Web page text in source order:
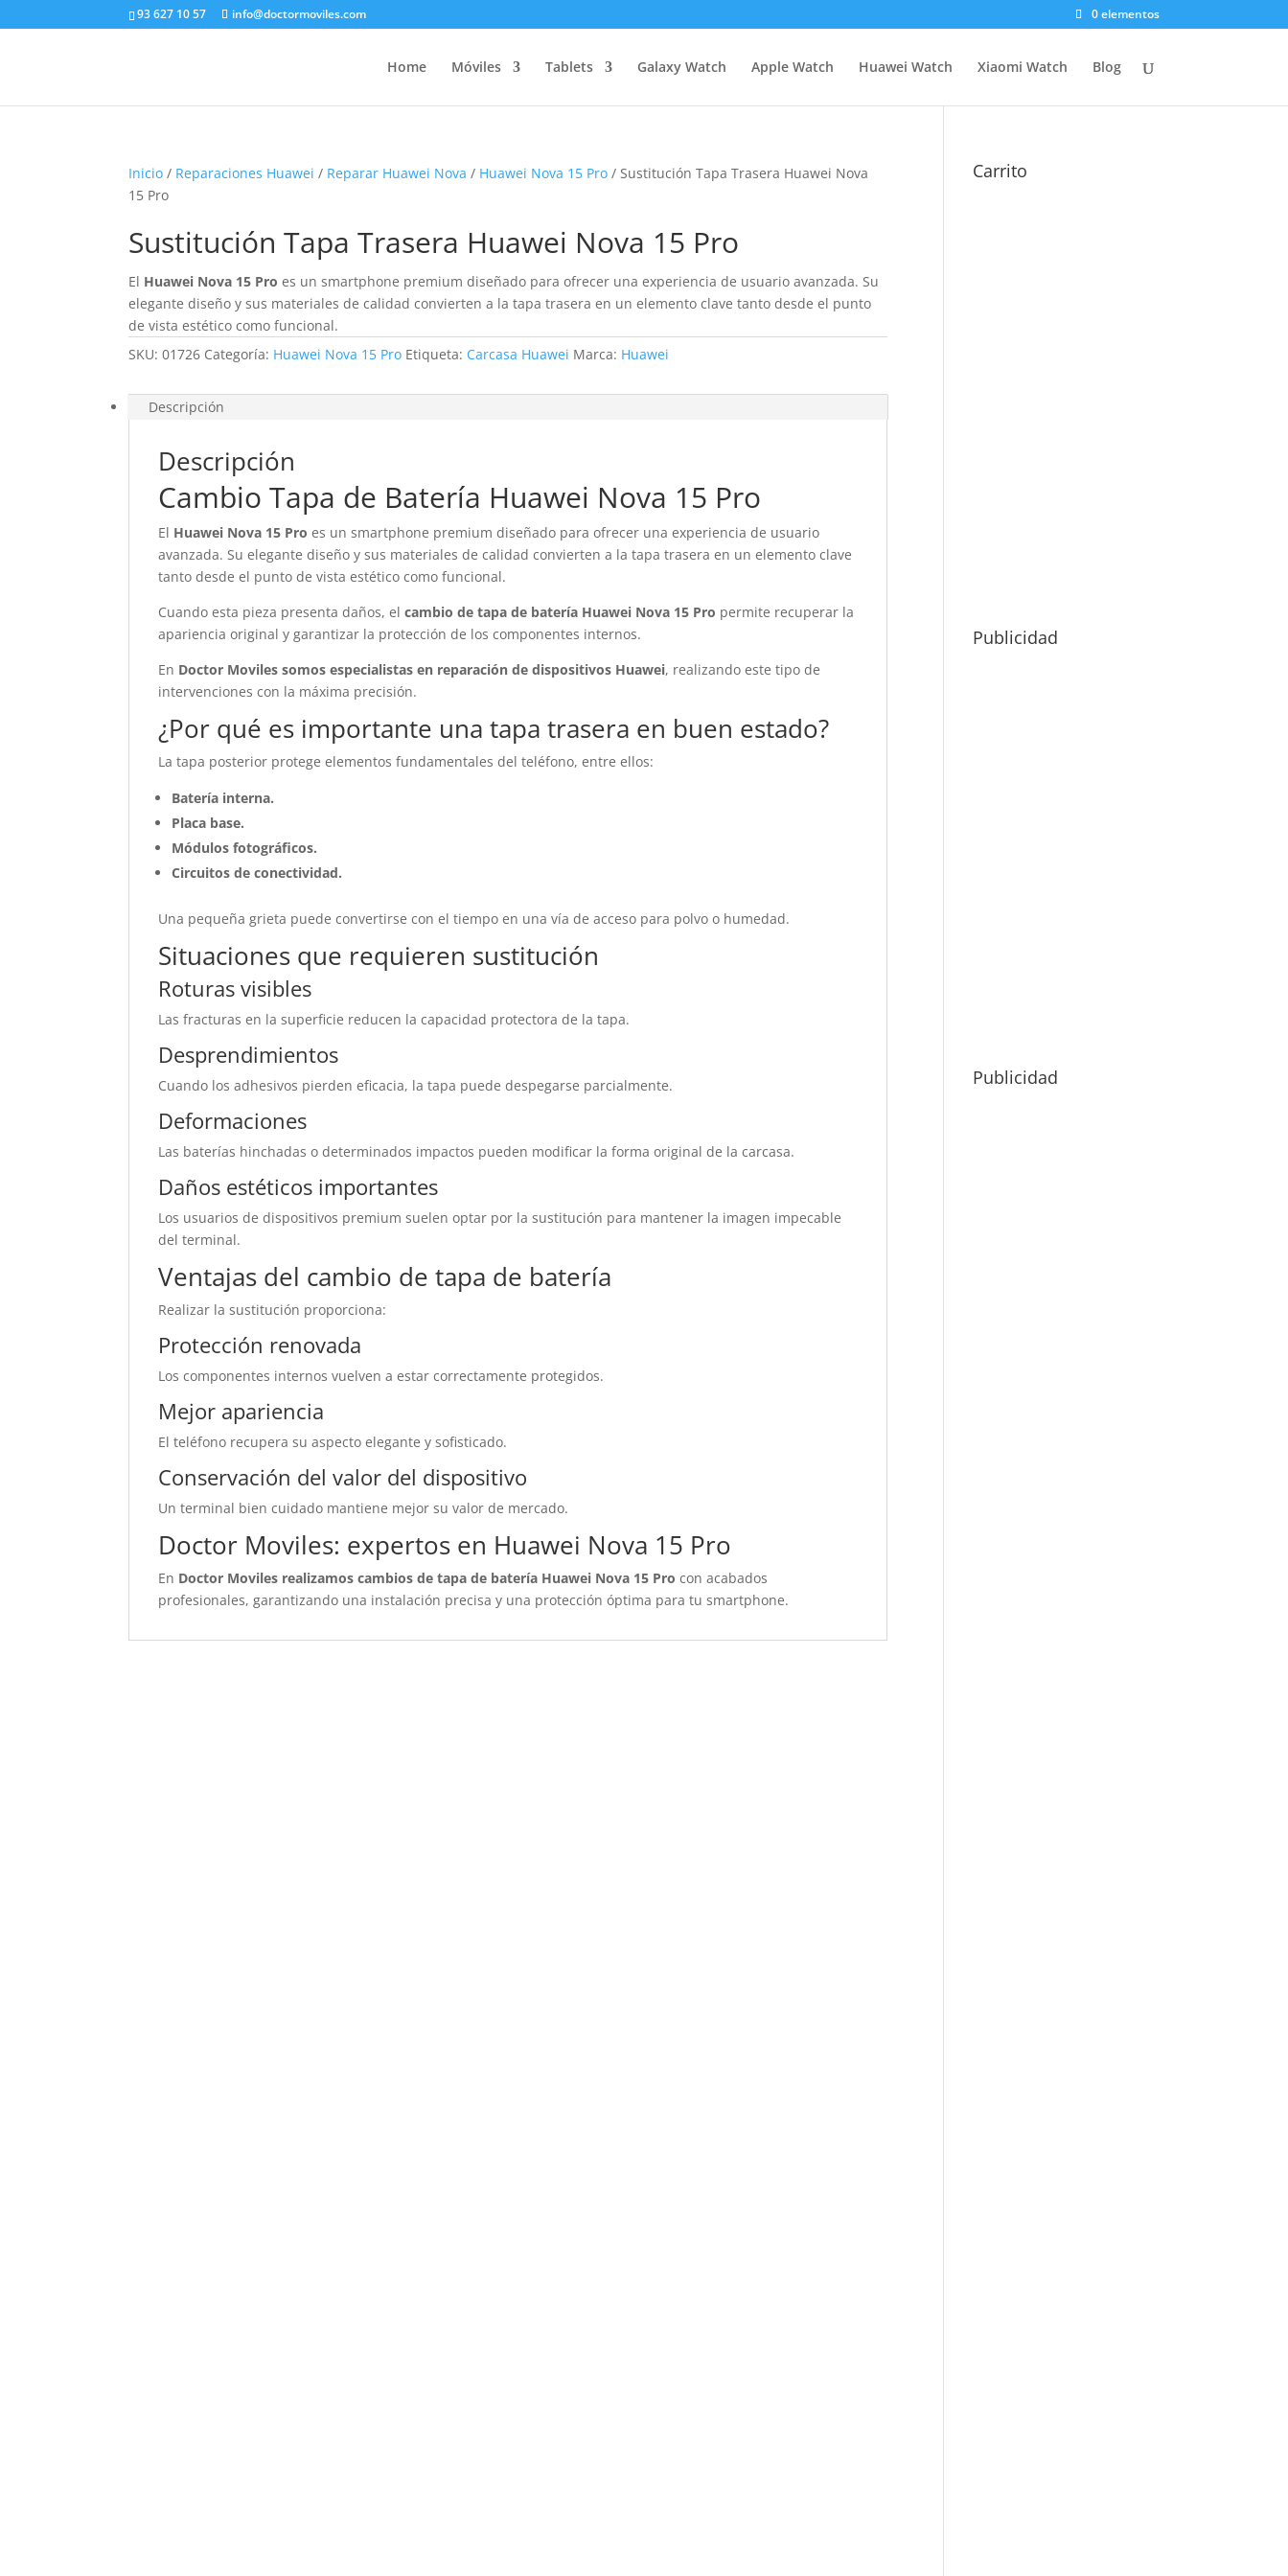
93 627 10 57 info@doctormoviles.com 0 elementos
Home Móviles Tablets Galaxy Watch Apple Watch Huawei Watch Xiaomi Watch Blog
Inicio / Reparaciones Huawei / Reparar Huawei Nova / Huawei Nova 15 Pro / Sustitución Tapa Trasera Huawei Nova
15 Pro
Sustitución Tapa Trasera Huawei Nova 15 Pro
El Huawei Nova 15 Pro es un smartphone premium diseñado para ofrecer una experiencia de usuario avanzada. Su
elegante diseño y sus materiales de calidad convierten a la tapa trasera en un elemento clave tanto desde el punto
de vista estético como funcional.
SKU:01726 Categoría: Huawei Nova 15 Pro Etiqueta: Carcasa Huawei Marca: Huawei
Descripción
Descripción
Cambio Tapa de Batería Huawei Nova 15 Pro
El Huawei Nova 15 Pro es un smartphone premium diseñado para ofrecer una experiencia de usuario
avanzada. Su elegante diseño y sus materiales de calidad convierten a la tapa trasera en un elemento clave
tanto desde el punto de vista estético como funcional.
Cuando esta pieza presenta daños, elcambio de tapa de batería Huawei Nova 15 Pro permite recuperar la
apariencia original y garantizar la protección de los componentes internos.
En Doctor Moviles somos especialistas en reparación de dispositivos Huawei, realizando este tipo de
intervenciones con la máxima precisión.
¿Por qué es importante una tapa trasera en buen estado?
La tapa posterior protege elementos fundamentales del teléfono, entre ellos:
Batería interna.
Placa base.
Módulos fotográficos.
Circuitos de conectividad.
Una pequeña grieta puede convertirse con el tiempo en una vía de acceso para polvo o humedad.
Situaciones que requieren sustitución
Roturas visibles
Las fracturas en la superficie reducen la capacidad protectora de la tapa.
Desprendimientos
Cuando los adhesivos pierden eficacia, la tapa puede despegarse parcialmente.
Deformaciones
Las baterías hinchadas o determinados impactos pueden modificar la forma original de la carcasa.
Daños estéticos importantes
Los usuarios de dispositivos premium suelen optar por la sustitución para mantener la imagen impecable
del terminal.
Ventajas del cambio de tapa de batería
Realizar la sustitución proporciona:
Protección renovada
Los componentes internos vuelven a estar correctamente protegidos.
Mejor apariencia
El teléfono recupera su aspecto elegante y sofisticado.
Conservación del valor del dispositivo
Un terminal bien cuidado mantiene mejor su valor de mercado.
Doctor Moviles: expertos en Huawei Nova 15 Pro
En Doctor Moviles realizamos cambios de tapa de batería Huawei Nova 15 Pro con acabados
profesionales, garantizando una instalación precisa y una protección óptima para tu smartphone.
Carrito
Publicidad
Publicidad